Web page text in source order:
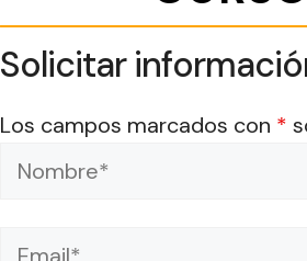
Solicitar
Los campos marcados con *